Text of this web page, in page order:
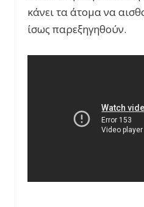
κάνει τα άτομα να
ίσως παρεξηγηθούν.